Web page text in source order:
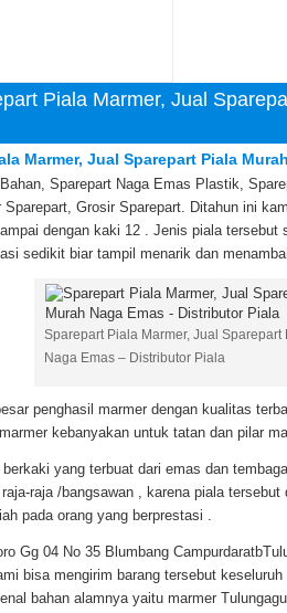
Piala Marmer, Jual
Marmer, Jual Sparepart Piala
Sparepart Naga Emas Plastik,
Sparepart, Grosir Sparepart. Ditahun ini
dengan kaki 12 . Jenis piala
sedikit biar tampil menarik dan
Sparepart Piala Marmer, Jual Sparepart
Naga Emas – Distributor Piala
penghasil marmer dengan kualitas
kebanyakan untuk tatan dan pilar
yang terbuat dari emas dan
raja /bangsawan , karena piala
pada orang yang berprestasi .
Gg 04 No 35 Blumbang
bisa mengirim barang tersebut
bahan alamnya yaitu marmer